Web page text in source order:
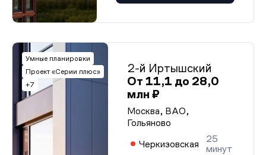
Умные планировки
Проект «Серии плюс»
+7
2-й Иртышский
От 11,1 до 28,0
млн ₽
Москва, ВАО,
Гольяново
Черкизовская
25
минут